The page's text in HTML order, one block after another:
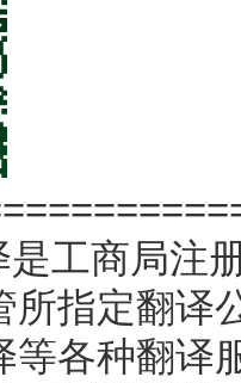
工商局注
所指定翻译
等各种翻译